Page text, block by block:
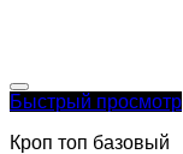
Быстрый просмотр
Кроп топ базовый